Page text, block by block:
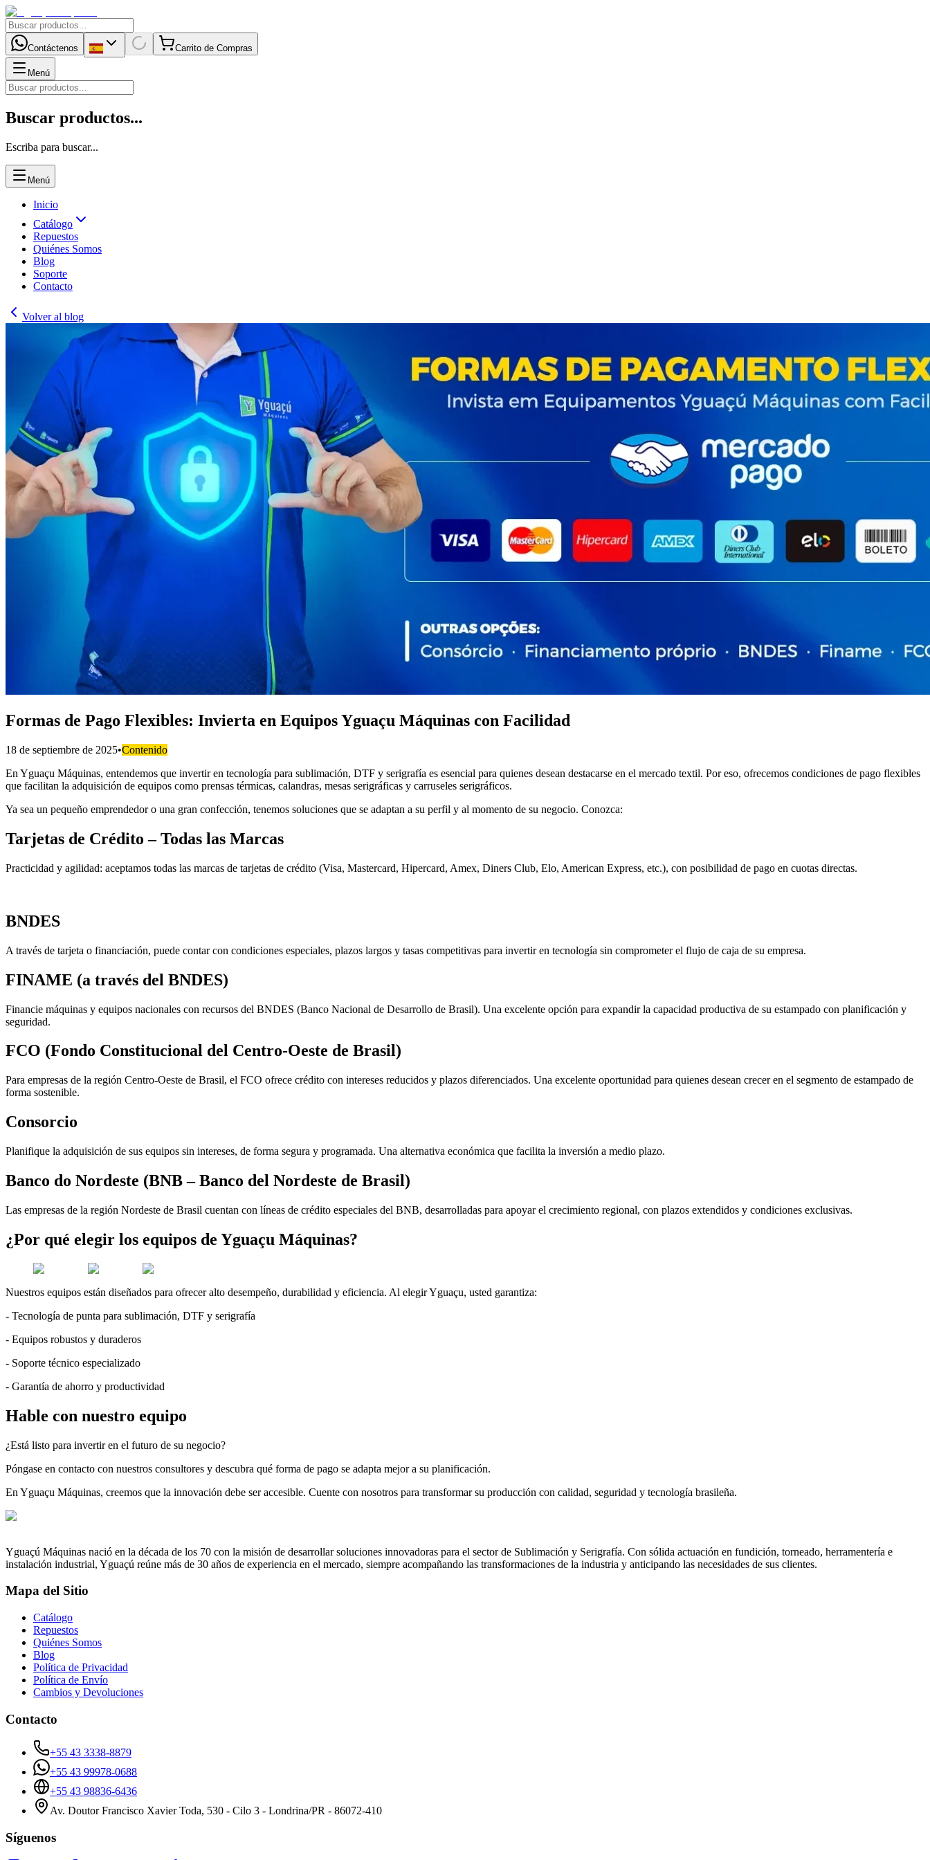
Contáctenos Carrito de Compras
Menú
Buscar productos...
Escriba para buscar...
Menú
Inicio
Catálogo
Repuestos
Quiénes Somos
Blog
Soporte
Contacto
Volver al blog
Formas de Pago Flexibles: Invierta en Equipos Yguaçu Máquinas con Facilidad
18 de septiembre de 2025•Contenido
En Yguaçu Máquinas, entendemos que invertir en tecnología para sublimación, DTF y serigrafía es esencial para quienes desean destacarse en el mercado textil. Por eso, ofrecemos condiciones de pago flexibles
que facilitan la adquisición de equipos como prensas térmicas, calandras, mesas serigráficas y carruseles serigráficos.
Ya sea un pequeño emprendedor o una gran confección, tenemos soluciones que se adaptan a su perfil y al momento de su negocio. Conozca:
Tarjetas de Crédito – Todas las Marcas
Practicidad y agilidad: aceptamos todas las marcas de tarjetas de crédito (Visa, Mastercard, Hipercard, Amex, Diners Club, Elo, American Express, etc.), con posibilidad de pago en cuotas directas.
BNDES
A través de tarjeta o financiación, puede contar con condiciones especiales, plazos largos y tasas competitivas para invertir en tecnología sin comprometer el flujo de caja de su empresa.
FINAME (a través del BNDES)
Financie máquinas y equipos nacionales con recursos del BNDES (Banco Nacional de Desarrollo de Brasil). Una excelente opción para expandir la capacidad productiva de su estampado con planificación y
seguridad.
FCO (Fondo Constitucional del Centro-Oeste de Brasil)
Para empresas de la región Centro-Oeste de Brasil, el FCO ofrece crédito con intereses reducidos y plazos diferenciados. Una excelente oportunidad para quienes desean crecer en el segmento de estampado de
forma sostenible.
Consorcio
Planifique la adquisición de sus equipos sin intereses, de forma segura y programada. Una alternativa económica que facilita la inversión a medio plazo.
Banco do Nordeste (BNB – Banco del Nordeste de Brasil)
Las empresas de la región Nordeste de Brasil cuentan con líneas de crédito especiales del BNB, desarrolladas para apoyar el crecimiento regional, con plazos extendidos y condiciones exclusivas.
¿Por qué elegir los equipos de Yguaçu Máquinas?
Nuestros equipos están diseñados para ofrecer alto desempeño, durabilidad y eficiencia. Al elegir Yguaçu, usted garantiza:
- Tecnología de punta para sublimación, DTF y serigrafía
- Equipos robustos y duraderos
- Soporte técnico especializado
- Garantía de ahorro y productividad
Hable con nuestro equipo
¿Está listo para invertir en el futuro de su negocio?
Póngase en contacto con nuestros consultores y descubra qué forma de pago se adapta mejor a su planificación.
En Yguaçu Máquinas, creemos que la innovación debe ser accesible. Cuente con nosotros para transformar su producción con calidad, seguridad y tecnología brasileña.
Yguaçú Máquinas nació en la década de los 70 con la misión de desarrollar soluciones innovadoras para el sector de Sublimación y Serigrafía. Con sólida actuación en fundición, torneado, herramentería e
instalación industrial, Yguaçú reúne más de 30 años de experiencia en el mercado, siempre acompañando las transformaciones de la industria y anticipando las necesidades de sus clientes.
Mapa del Sitio
Catálogo
Repuestos
Quiénes Somos
Blog
Política de Privacidad
Política de Envío
Cambios y Devoluciones
Contacto
+55 43 3338-8879
+55 43 99978-0688
+55 43 98836-6436
Av. Doutor Francisco Xavier Toda, 530 - Cilo 3 - Londrina/PR - 86072-410
Síguenos